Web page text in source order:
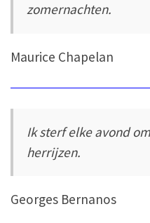
zomernachten.
Maurice Chapelan
Ik sterf elke avond
herrijzen.
Georges Bernanos